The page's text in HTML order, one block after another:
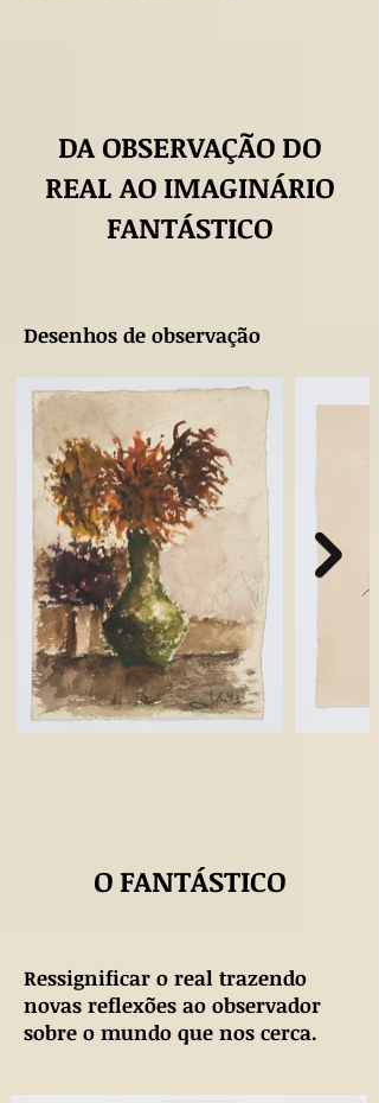
DA OBSERVAÇÃO DO
REAL AO IMAGINÁRIO
FANTÁSTICO
Desenhos de observação
O FANTÁSTICO
Ressignificar o real trazendo
novas reflexões ao observador
sobre o mundo que nos cerca.